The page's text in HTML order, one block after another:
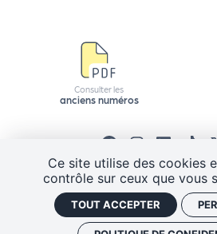
Ce site utilise des cookies
contrôle sur ceux que vous
TOUT ACCEPTER
Consulter les
anciens numéros
CGV Mentions légales
Politique de confidentialité